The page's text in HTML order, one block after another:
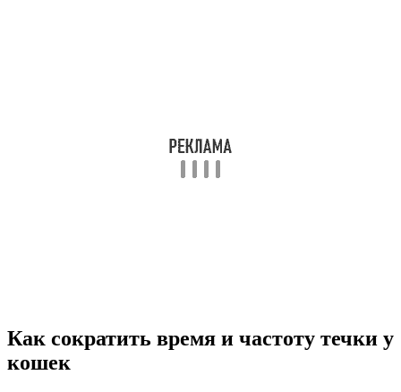
Как сократить время и частоту течки у
кошек